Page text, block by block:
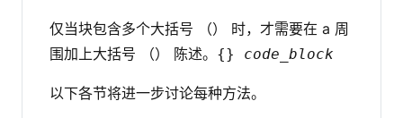
仅当块包含多个大括号 （） 时，才需要在 a 周
围加上大括号 （） 陈述。 {} code_block
以下各节将进一步讨论每种方法。